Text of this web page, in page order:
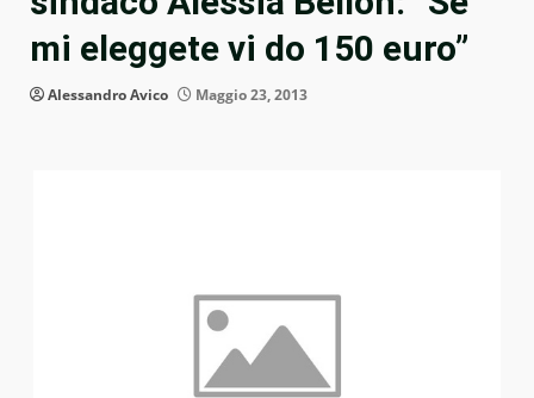
mi eleggete vi do 150 euro”
Alessandro Avico Maggio 23, 2013